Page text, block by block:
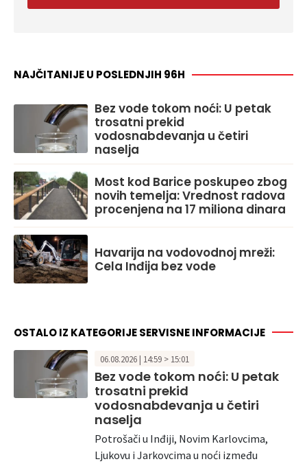
NAJČITANIJE U POSLEDNJIH 96H
Bez vode tokom noći: U petak
trosatni prekid
vodosnabdevanja u četiri
naselja
Most kod Barice poskupeo zbog
novih temelja: Vrednost radova
procenjena na 17 miliona dinara
Havarija na vodovodnoj mreži:
Cela Inđija bez vode
OSTALO IZ KATEGORIJE SERVISNE INFORMACIJE
06.08.2026 | 14:59 > 15:01
Bez vode tokom noći: U petak
trosatni prekid
vodosnabdevanja u četiri
naselja
Potrošači u Inđiji, Novim Karlovcima,
Ljukovu i Jarkovcima u noći između